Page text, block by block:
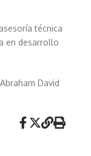
técnica
en desarrollo
David